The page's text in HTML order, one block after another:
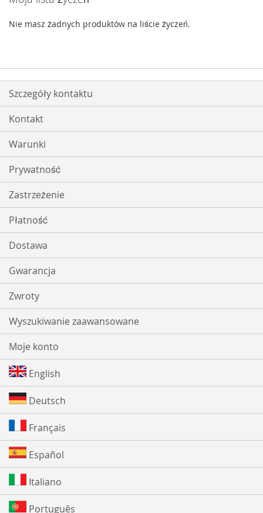
Nie masz żadnych produktów na liście życzeń.
Szczegóły kontaktu
Kontakt
Warunki
Prywatność
Zastrzeżenie
Płatność
Dostawa
Gwarancja
Zwroty
Wyszukiwanie zaawansowane
Moje konto
English
Deutsch
Français
Español
Italiano
Português